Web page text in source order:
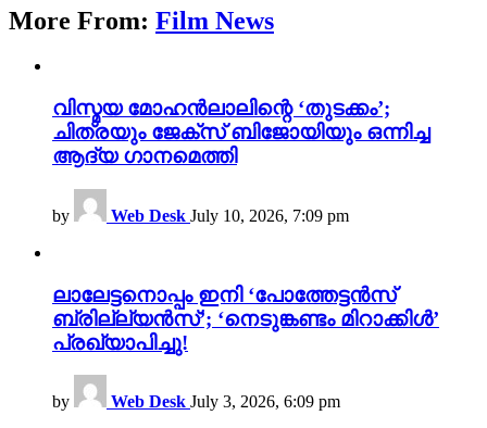
More From: Film News
വിസ്മയ മോഹൻലാലിന്റെ ‘തുടക്കം’;
ചിത്രയും ജേക്സ് ബിജോയിയും ഒന്നിച്ച
ആദ്യ ഗാനമെത്തി
by Web Desk July 10, 2026, 7:09 pm
ലാലേട്ടനൊപ്പം ഇനി ‘പോത്തേട്ടൻസ്
ബ്രില്ല്യൻസ്’; ‘നെടുങ്കണ്ടം മിറാക്കിൾ’
പ്രഖ്യാപിച്ചു!
by Web Desk July 3, 2026, 6:09 pm